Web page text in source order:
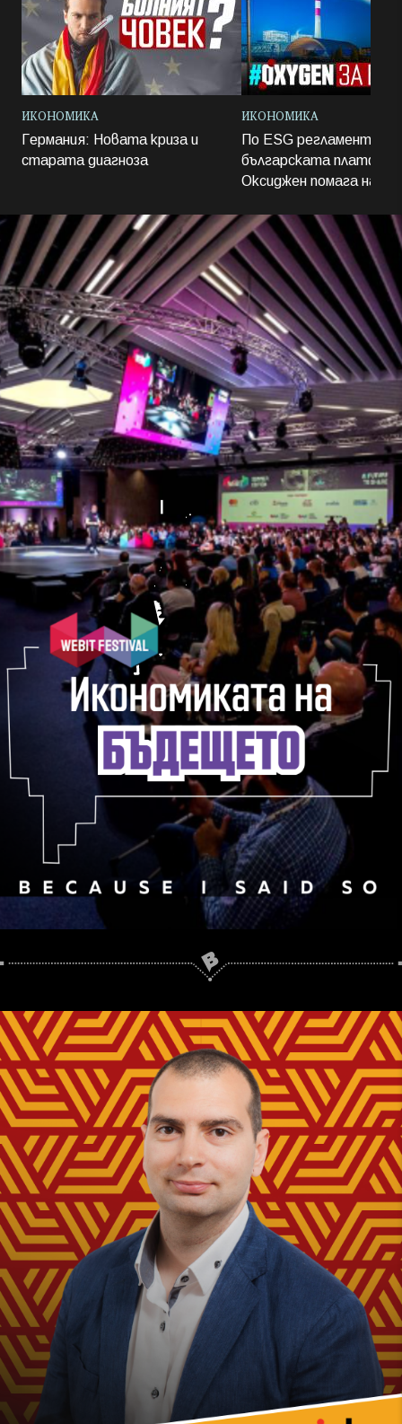
ИКОНОМИКА
Германия: Новата криза и
старата диагноза
ИКОНОМИКА
По ESG регламент:
българската
Оксиджен помага на